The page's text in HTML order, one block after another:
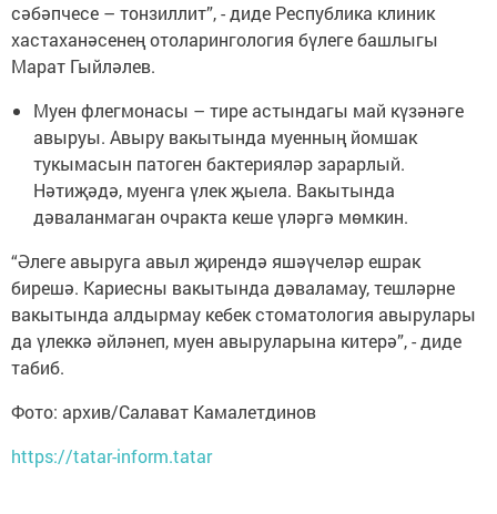
сәбәпчесе – тонзиллит”, - диде Республика клиник
хастаханәсенең отоларингология бүлеге башлыгы
Марат Гыйләлев.
Муен флегмонасы – тире астындагы май күзәнәге
авыруы. Авыру вакытында муенның йомшак
тукымасын патоген бактерияләр зарарлый.
Нәтиҗәдә, муенга үлек җыела. Вакытында
дәваланмаган очракта кеше үләргә мөмкин.
“Әлеге авыруга авыл җирендә яшәүчеләр ешрак
бирешә. Кариесны вакытында дәваламау, тешләрне
вакытында алдырмау кебек стоматология авырулары
да үлеккә әйләнеп, муен авыруларына китерә”, - диде
табиб.
Фото: архив/Салават Камалетдинов
https://tatar-inform.tatar